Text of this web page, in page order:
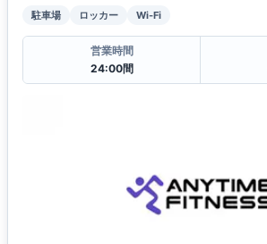
駐車場 ロッカー Wi-Fi
営業時間
24:00間